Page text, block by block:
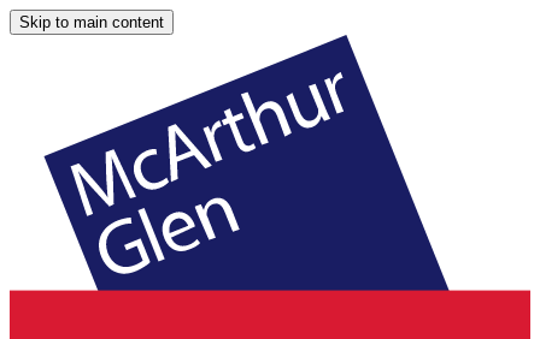
Skip to main content